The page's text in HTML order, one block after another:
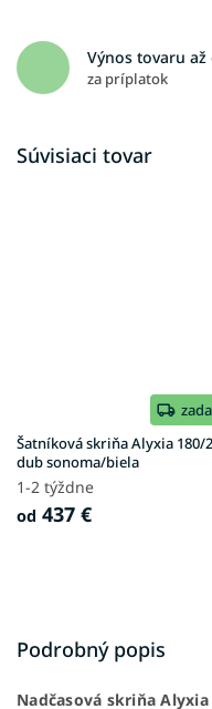
Výnos tovaru
za príplatok
Súvisiaci tovar
Šatníková skriňa Alyxia 180/
dub sonoma/biela
1-2 týždne
od 437 €
Podrobný popis
Nadčasová skriňa